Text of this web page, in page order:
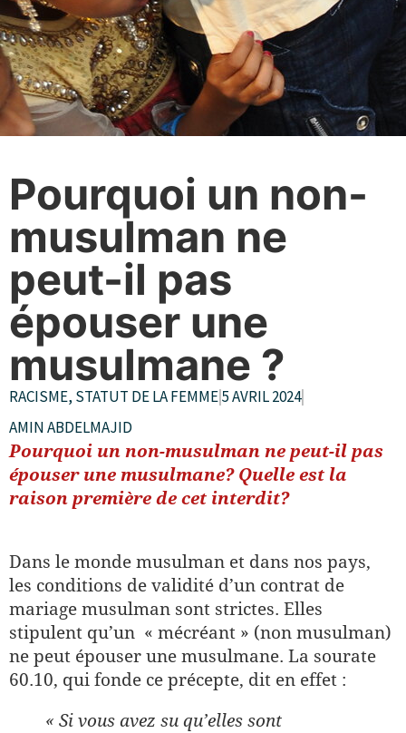
Pourquoi un non-
musulman ne
peut-il pas
épouser une
musulmane ?
RACISME, STATUT DE LA FEMME5 AVRIL 2024|
AMIN ABDELMAJID
Pourquoi un non-musulman ne peut-il pas
épouser une musulmane? Quelle est la
raison première de cet interdit?
Dans le monde musulman et dans nos pays,
les conditions de validité d’un contrat de
mariage musulman sont strictes. Elles
stipulent qu’un « mécréant » (non musulman)
ne peut épouser une musulmane. La sourate
60.10, qui fonde ce précepte, dit en effet :
« Si vous avez su qu’elles sont